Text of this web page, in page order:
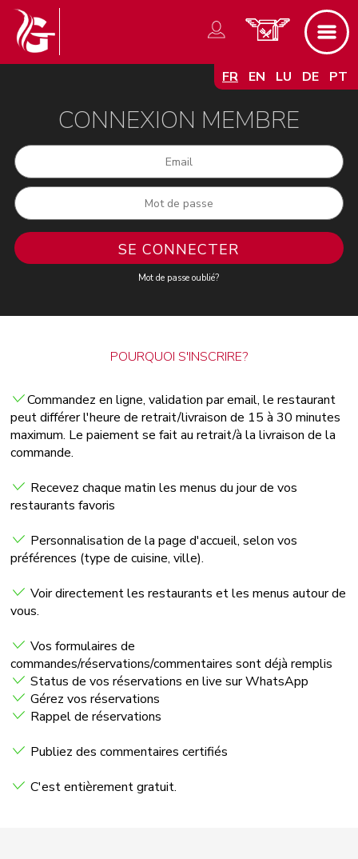
FR EN LU DE PT
CONNEXION MEMBRE
Mot de passe oublié?
POURQUOI S'INSCRIRE?
Commandez en ligne, validation par email, le restaurant
peut différer l'heure de retrait/livraison de 15 à 30 minutes
maximum. Le paiement se fait au retrait/à la livraison de la
commande.
Recevez chaque matin les menus du jour de vos
restaurants favoris
Personnalisation de la page d'accueil, selon vos
préférences (type de cuisine, ville).
Voir directement les restaurants et les menus autour de
vous.
Vos formulaires de
commandes/réservations/commentaires sont déjà remplis
Status de vos réservations en live sur WhatsApp
Gérez vos réservations
Rappel de réservations
Publiez des commentaires certifiés
C'est entièrement gratuit.